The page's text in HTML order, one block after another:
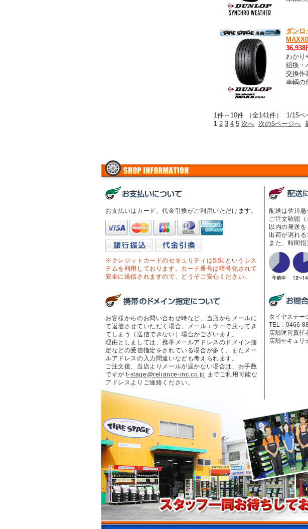
ダンロ
36,938
わかり
組換・
交換作
車輌の
1件～10件 （全141件） 1/15ペ
1 2 3 4 5 次へ 次の5ページへ
お支払いはカード、代金引換がご利用いただけます。
※クレジットカードのセキュリティはSSLというシス
テムを利用しております。カード番号は暗号化されて
安全に送信されますので、どうぞご安心ください。
お客様からのお問い合わせ時など、当店からメールに
て返信させていただく場合、メールエラーで戻ってき
てしまう（送信できない）場合がございます。
理由としましては、携帯メールアドレスのドメイン指
定などの受信指定をされている場合が多く、またメー
ルアドレスの入力間違いなども考えられます。
ご注文後、当店よりメールが届かない場合は、お手数
ですがt-stage@reliance-inc.co.jp までご利用可能な
アドレスよりご連絡ください。
配送は佐川急
ご注文確認
以内の発送
出荷が遅れる
また、時間
タイヤステー
TEL：0466-
店舗運営責
店舗セキュ